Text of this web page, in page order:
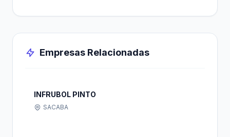
Empresas Relacionadas
INFRUBOL PINTO
SACABA